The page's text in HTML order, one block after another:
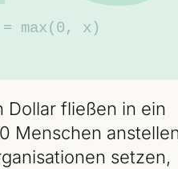
Dollar fließen in ein
Menschen
setzen,